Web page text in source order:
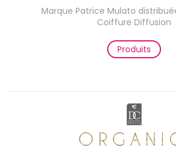
Marque Patrice Mulato
Coiffure Diffusion
Produits